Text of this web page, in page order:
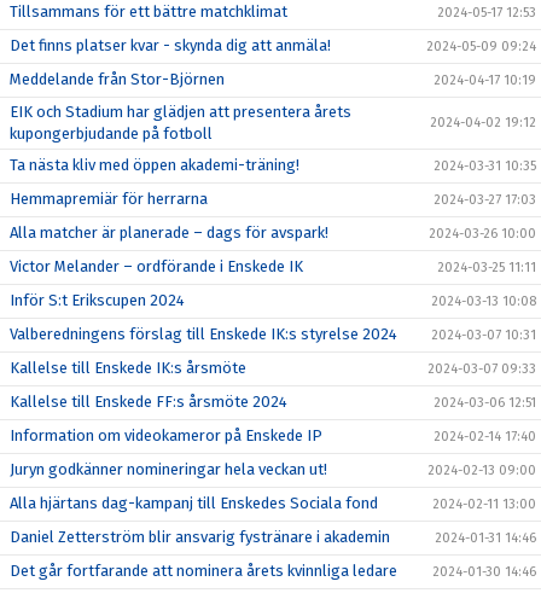
Tillsammans för ett bättre matchklimat 2024-05-17 12:53
Det finns platser kvar - skynda dig att anmäla! 2024-05-09 09:24
Meddelande från Stor-Björnen 2024-04-17 10:19
EIK och Stadium har glädjen att presentera årets
kupongerbjudande på fotboll
2024-04-02 19:12
Ta nästa kliv med öppen akademi-träning! 2024-03-31 10:35
Hemmapremiär för herrarna 2024-03-27 17:03
Alla matcher är planerade – dags för avspark! 2024-03-26 10:00
Victor Melander – ordförande i Enskede IK 2024-03-25 11:11
Inför S:t Erikscupen 2024 2024-03-13 10:08
Valberedningens förslag till Enskede IK:s styrelse 2024 2024-03-07 10:31
Kallelse till Enskede IK:s årsmöte 2024-03-07 09:33
Kallelse till Enskede FF:s årsmöte 2024 2024-03-06 12:51
Information om videokameror på Enskede IP 2024-02-14 17:40
Juryn godkänner nomineringar hela veckan ut! 2024-02-13 09:00
Alla hjärtans dag-kampanj till Enskedes Sociala fond 2024-02-11 13:00
Daniel Zetterström blir ansvarig fystränare i akademin 2024-01-31 14:46
Det går fortfarande att nominera årets kvinnliga ledare 2024-01-30 14:46